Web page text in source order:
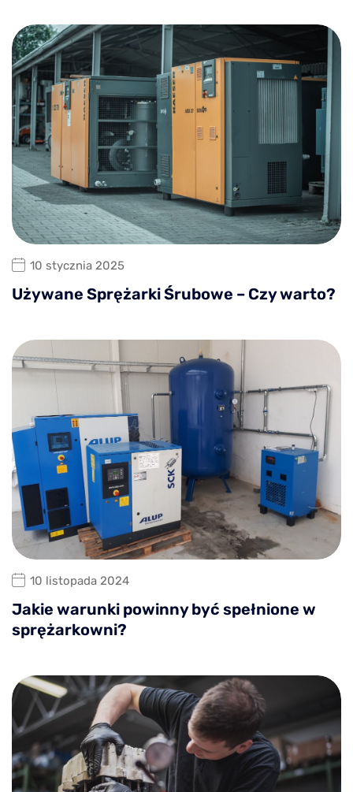
10 stycznia 2025
Używane Sprężarki Śrubowe – Czy warto?
10 listopada 2024
Jakie warunki powinny być spełnione w
sprężarkowni?